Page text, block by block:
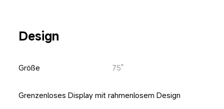
Design
Größe 75"
Grenzenloses Display mit rahmenlosem Design